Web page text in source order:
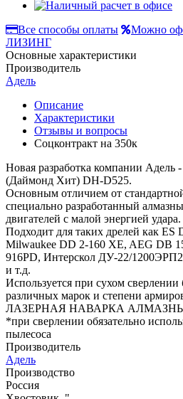
Все способы оплаты
Можно
ЛИЗИНГ
Основные характеристики
Производитель
Адель
Описание
Характеристики
Отзывы и вопросы
Соцконтракт на 350к
Новая разработка компании Адель
(Даймонд Хит) DH-D525.
Основным отличием от
специально разработанный
двигателей с малой энергией удара.
Подходит для таких дрелей как ES
Milwaukee DD 2-160 XE, AEG DB
916PD, Интерскол ДУ-22/
и т.д.
Используется при сухом сверлении
различных марок и степени
ЛAЗЕPНАЯ HАВАРКА
*при сверлении обязательно
пылесоса
Производитель
Адель
Производство
Россия